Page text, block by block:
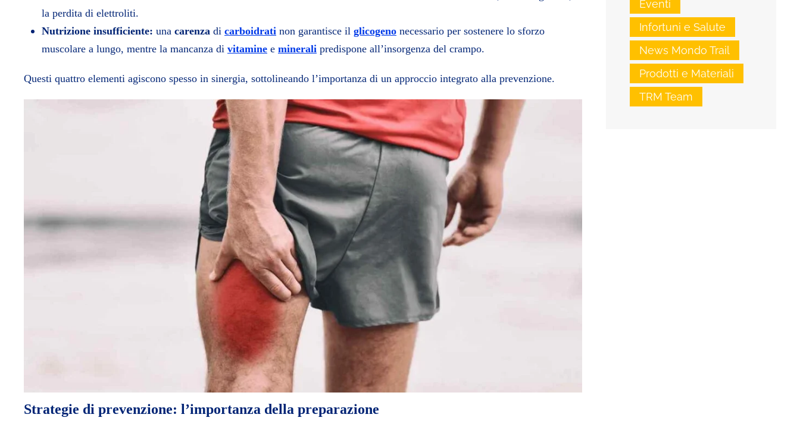
la perdita di elettroliti.
Nutrizione insufficiente: una carenza di carboidrati non garantisce il glicogeno necessario per sostenere lo sforzo
muscolare a lungo, mentre la mancanza di vitamine e minerali predispone all’insorgenza del crampo.
Questi quattro elementi agiscono spesso in sinergia, sottolineando l’importanza di un approccio integrato alla prevenzione.
Strategie di prevenzione: l’importanza della preparazione
Eventi
Infortuni e Salute
News Mondo Trail
Prodotti e Materiali
TRM Team